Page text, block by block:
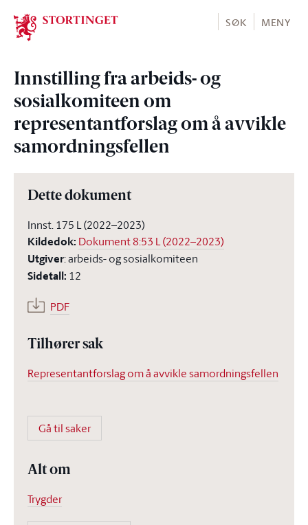
Stortinget.no
SØK MENY
Innstilling fra arbeids- og
sosialkomiteen om
representantforslag om å avvikle
samordningsfellen
Dette dokument
Innst. 175 L (2022–2023)
Kildedok: Dokument 8:53 L (2022–2023)
Utgiver:arbeids- og sosialkomiteen
Sidetall: 12
PDF
Tilhører sak
Representantforslag om å avvikle samordningsfellen
Gå til saker
Alt om
Trygder